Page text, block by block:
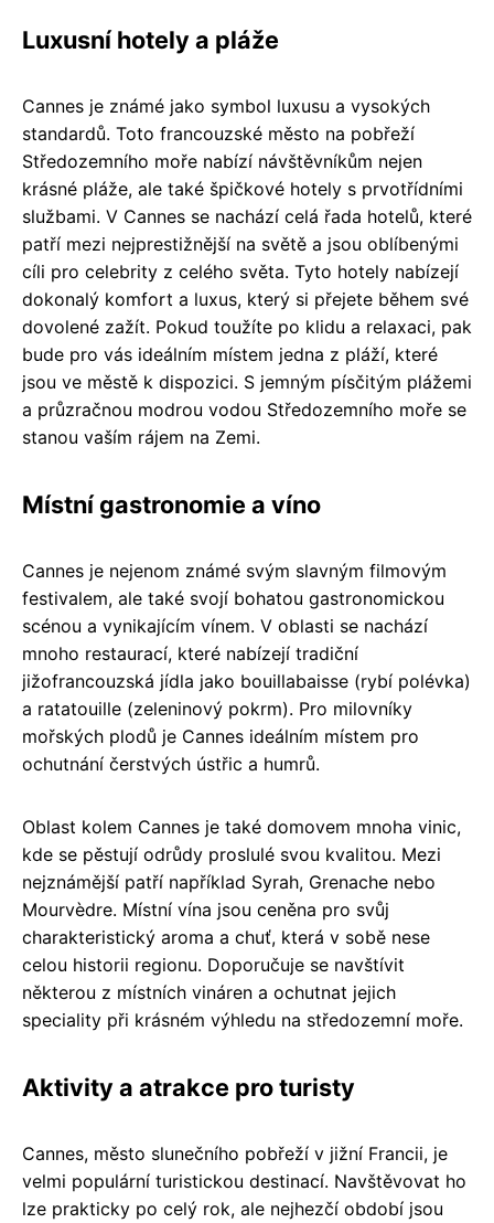
Luxusní hotely a pláže
Cannes je známé jako symbol luxusu a vysokých
standardů. Toto francouzské město na pobřeží
Středozemního moře nabízí návštěvníkům nejen
krásné pláže, ale také špičkové hotely s prvotřídními
službami. V Cannes se nachází celá řada hotelů, které
patří mezi nejprestižnější na světě a jsou oblíbenými
cíli pro celebrity z celého světa. Tyto hotely nabízejí
dokonalý komfort a luxus, který si přejete během své
dovolené zažít. Pokud toužíte po klidu a relaxaci, pak
bude pro vás ideálním místem jedna z pláží, které
jsou ve městě k dispozici. S jemným písčitým plážemi
a průzračnou modrou vodou Středozemního moře se
stanou vaším rájem na Zemi.
Místní gastronomie a víno
Cannes je nejenom známé svým slavným filmovým
festivalem, ale také svojí bohatou gastronomickou
scénou a vynikajícím vínem. V oblasti se nachází
mnoho restaurací, které nabízejí tradiční
jižofrancouzská jídla jako bouillabaisse (rybí polévka)
a ratatouille (zeleninový pokrm). Pro milovníky
mořských plodů je Cannes ideálním místem pro
ochutnání čerstvých ústřic a humrů.
Oblast kolem Cannes je také domovem mnoha vinic,
kde se pěstují odrůdy proslulé svou kvalitou. Mezi
nejznámější patří například Syrah, Grenache nebo
Mourvèdre. Místní vína jsou ceněna pro svůj
charakteristický aroma a chuť, která v sobě nese
celou historii regionu. Doporučuje se navštívit
některou z místních vináren a ochutnat jejich
speciality při krásném výhledu na středozemní moře.
Aktivity a atrakce pro turisty
Cannes, město slunečního pobřeží v jižní Francii, je
velmi populární turistickou destinací. Navštěvovat ho
lze prakticky po celý rok, ale nejhezčí období jsou